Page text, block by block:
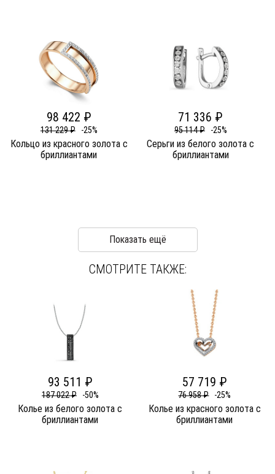
98 422 ₽
131 229 ₽ -25%
Кольцо из красного золота c
бриллиантами
71 336 ₽
95 114 ₽ -25%
Серьги из белого золота c
бриллиантами
Показать ещё
СМОТРИТЕ ТАКЖЕ:
93 511 ₽
187 022 ₽ -50%
Колье из белого золота c
бриллиантами
57 719 ₽
76 958 ₽ -25%
Колье из красного золота c
бриллиантами